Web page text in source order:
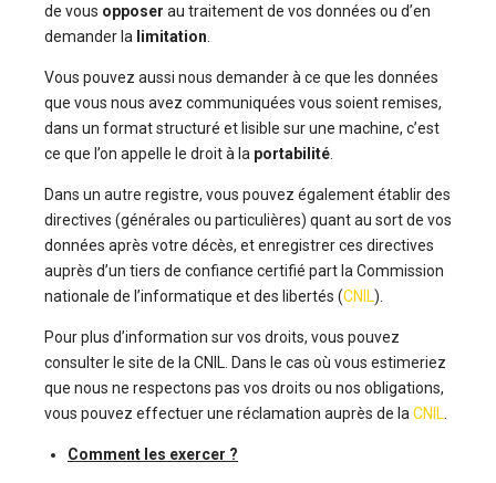
de vous opposer au traitement de vos données ou d’en
demander la limitation
Vous pouvez aussi nous demander à ce que les données
que vous nous avez communiquées vous soient remises,
dans un format structuré et lisible sur une machine, c’est
ce que l’on appelle le droit à la portabilité
Dans un autre registre, vous pouvez également établir des
directives (générales ou particulières) quant au sort de vos
données après votre décès, et enregistrer ces directives
auprès d’un tiers de confiance certifié part la Commission
nationale de l’informatique et des libertés (CNIL).
Pour plus d’information sur vos droits, vous pouvez
consulter le site de la CNIL. Dans le cas où vous estimeriez
que nous ne respectons pas vos droits ou nos obligations,
vous pouvez effectuer une réclamation auprès de la CNIL
Comment les exercer ?